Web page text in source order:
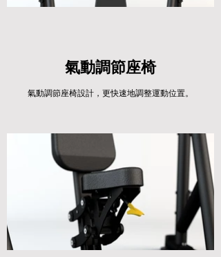
氣動調節座椅
氣動調節座椅設計，更快速地調整運動位置。